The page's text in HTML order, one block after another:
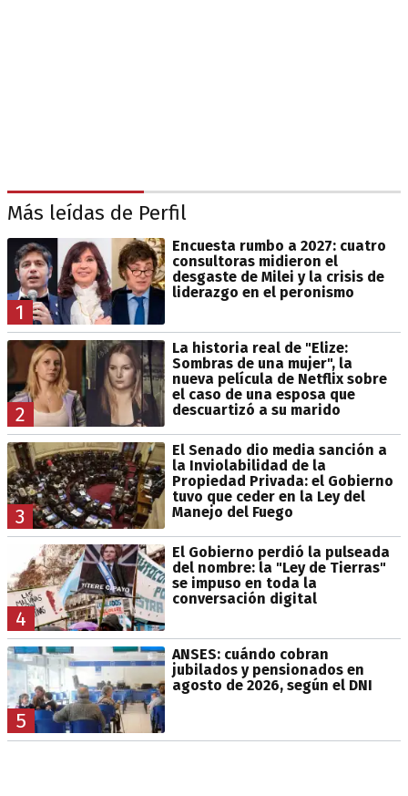
Más leídas de Perfil
1
Encuesta rumbo a 2027: cuatro
consultoras midieron el
desgaste de Milei y la crisis de
liderazgo en el peronismo
2
La historia real de "Elize:
Sombras de una mujer", la
nueva película de Netflix sobre
el caso de una esposa que
descuartizó a su marido
3
El Senado dio media sanción a
la Inviolabilidad de la
Propiedad Privada: el Gobierno
tuvo que ceder en la Ley del
Manejo del Fuego
4
El Gobierno perdió la pulseada
del nombre: la "Ley de Tierras"
se impuso en toda la
conversación digital
5
ANSES: cuándo cobran
jubilados y pensionados en
agosto de 2026, según el DNI